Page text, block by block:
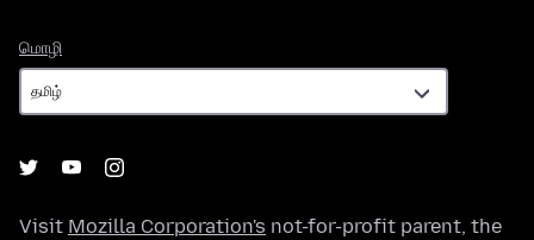
மொழி
Visit Mozilla Corporation's not-for-profit parent, the